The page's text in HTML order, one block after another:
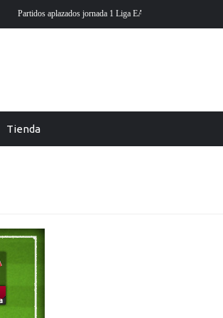
EA Sports en futmondo
Tienda